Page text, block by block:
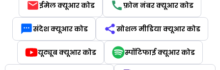
ईमेल क्यूआर कोड फ़ोन नंबर क्यूआर कोड
संदेश क्यूआर कोड सोशल मीडिया क्यूआर कोड
यूट्यूब क्यूआर कोड स्पॉटिफाई क्यूआर कोड